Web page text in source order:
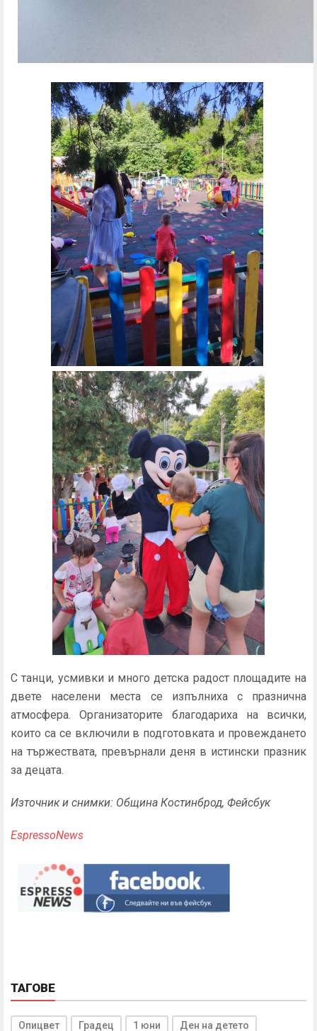
С танци, усмивки и много детска радост площадите на
двете населени места се изпълниха с празнична
атмосфера. Организаторите благодариха на всички,
които са се включили в подготовката и провеждането
на тържествата, превърнали деня в истински празник
за децата.
Източник и снимки: Община Костинброд, Фейсбук
EspressoNews
ТАГОВЕ
Опицвет Градец 1 юни Ден на детето